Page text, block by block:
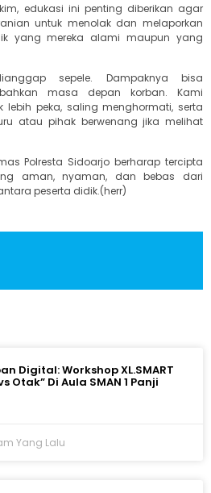
edukasi ini penting diberikan agar
untuk menolak dan melaporkan
yang mereka alami maupun yang
sepele. Dampaknya bisa
masa depan korban. Kami
peka, saling menghormati, serta
atau pihak berwenang jika melihat
Polresta Sidoarjo berharap tercipta
aman, nyaman, dan bebas dari
peserta didik.(herr)
Digital: Workshop XL.SMART
Otak” Di Aula SMAN 1 Panji
Yang Lalu